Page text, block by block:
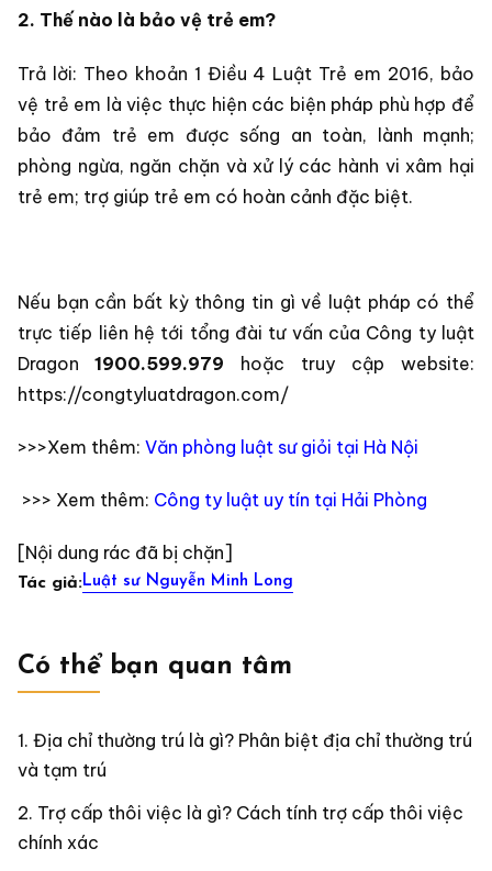
2. Thế nào là bảo vệ trẻ em?
Trả lời: Theo khoản 1 Điều 4 Luật Trẻ em 2016, bảo
vệ trẻ em là việc thực hiện các biện pháp phù hợp để
bảo đảm trẻ em được sống an toàn, lành mạnh;
phòng ngừa, ngăn chặn và xử lý các hành vi xâm hại
trẻ em; trợ giúp trẻ em có hoàn cảnh đặc biệt.
Nếu bạn cần bất kỳ thông tin gì về luật pháp có thể
trực tiếp liên hệ tới tổng đài tư vấn của Công ty luật
Dragon 1900.599.979 hoặc truy cập website:
https://congtyluatdragon.com/
>>>Xem thêm: Văn phòng luật sư giỏi tại Hà Nội
>>> Xem thêm: Công ty luật uy tín tại Hải Phòng
[Nội dung rác đã bị chặn]
Tác giả:Luật sư Nguyễn Minh Long
Có thể bạn quan tâm
Địa chỉ thường trú là gì? Phân biệt địa chỉ thường trú
và tạm trú
Trợ cấp thôi việc là gì? Cách tính trợ cấp thôi việc
chính xác